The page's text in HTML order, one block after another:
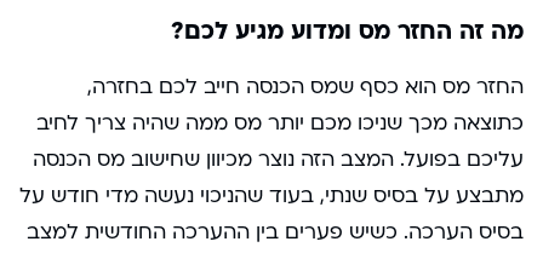
מה זה החזר מס ומדוע מגיע לכם?
החזר מס הוא כסף שמס הכנסה חייב לכם בחזרה,
כתוצאה מכך שניכו מכם יותר מס ממה שהיה צריך לחיב
עליכם בפועל. המצב הזה נוצר מכיוון שחישוב מס הכנסה
מתבצע על בסיס שנתי, בעוד שהניכוי נעשה מדי חודש על
בסיס הערכה. כשיש פערים בין ההערכה החודשית למצב